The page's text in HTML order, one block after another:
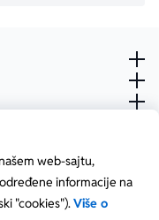
web-sajtu,
informacije na
"cookies").Više o